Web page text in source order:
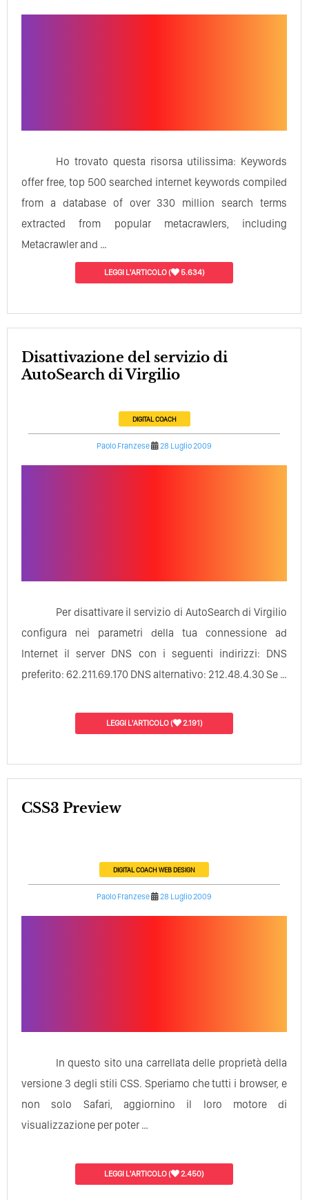
Ho trovato questa risorsa utilissima: Keywords
offer free, top 500 searched internet keywords compiled
from a database of over 330 million search terms
extracted from popular metacrawlers, including
Metacrawler and …
LEGGI L'ARTICOLO( 5.634)
Disattivazione del servizio di
AutoSearch di Virgilio
DIGITAL COACH
Paolo Franzese 28 Luglio 2009
Per disattivare il servizio di AutoSearch di Virgilio
configura nei parametri della tua connessione ad
Internet il server DNS con i seguenti indirizzi: DNS
preferito: 62.211.69.170 DNS alternativo: 212.48.4.30 Se …
LEGGI L'ARTICOLO( 2.191)
CSS3 Preview
DIGITAL COACHWEB DESIGN
Paolo Franzese 28 Luglio 2009
In questo sito una carrellata delle proprietà della
versione 3 degli stili CSS. Speriamo che tutti i browser, e
non solo Safari, aggiornino il loro motore di
visualizzazione per poter …
LEGGI L'ARTICOLO( 2.450)